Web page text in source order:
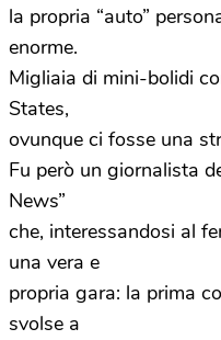
la propria “auto”
enorme.
Migliaia di mini-bolidi
States,
ovunque ci fosse una
Fu però un giornalista
News”
che, interessandosi al
una vera e
propria gara: la prima
svolse a